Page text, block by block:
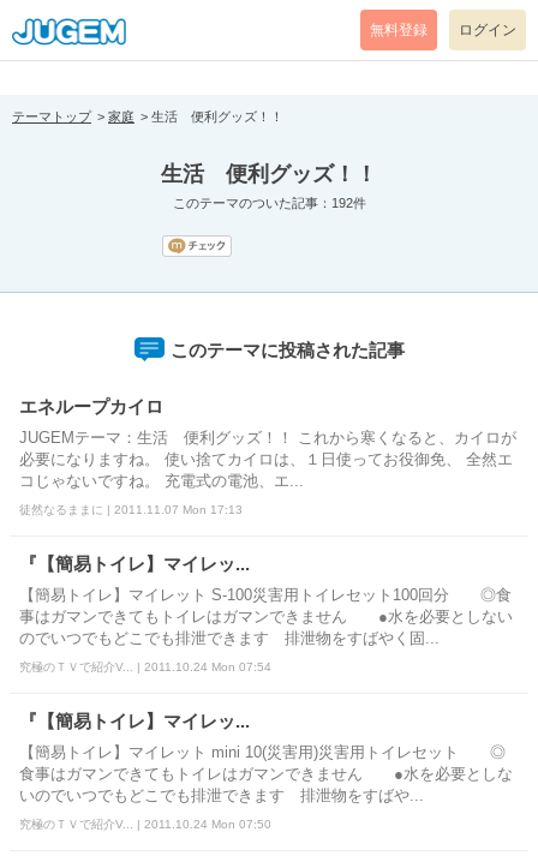
[pear_error: message="Success" code=0 mode=return level=notice
prefix="" info=""]
無料登録 ログイン
テーマトップ 家庭 生活 便利グッズ！！
生活 便利グッズ！！
このテーマのついた記事：192件
このテーマに投稿された記事
エネループカイロ
JUGEMテーマ：生活 便利グッズ！！ これから寒くなると、カイロが
必要になりますね。 使い捨てカイロは、１日使ってお役御免、 全然エ
コじゃないですね。 充電式の電池、エ...
徒然なるままに | 2011.11.07 Mon 17:13
『【簡易トイレ】マイレッ...
【簡易トイレ】マイレット S-100災害用トイレセット100回分 ◎食
事はガマンできてもトイレはガマンできません ●水を必要としない
のでいつでもどこでも排泄できます 排泄物をすばやく固...
究極のＴＶで紹介V... | 2011.10.24 Mon 07:54
『【簡易トイレ】マイレッ...
【簡易トイレ】マイレット mini 10(災害用)災害用トイレセット ◎
食事はガマンできてもトイレはガマンできません ●水を必要としな
いのでいつでもどこでも排泄できます 排泄物をすばや...
究極のＴＶで紹介V... | 2011.10.24 Mon 07:50